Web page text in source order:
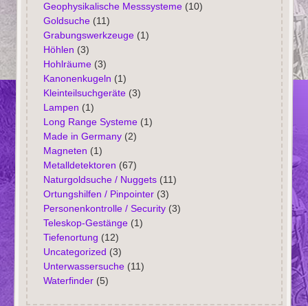
Geophysikalische Messsysteme(10)
Goldsuche(11)
Grabungswerkzeuge(1)
Höhlen (3)
Hohlräume(3)
Kanonenkugeln (1)
Kleinteilsuchgeräte(3)
Lampen (1)
Long Range Systeme(1)
Made in Germany(2)
Magneten (1)
Metalldetektoren (67)
Naturgoldsuche / Nuggets(11)
Ortungshilfen / Pinpointer(3)
Personenkontrolle / Security(3)
Teleskop-Gestänge(1)
Tiefenortung (12)
Uncategorized (3)
Unterwassersuche(11)
Waterfinder(5)